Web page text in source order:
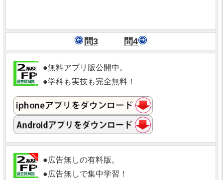
問3 問4
●無料アプリ版公開中。
●学科も実技も完全無料！
●広告無しの有料版。
●広告無しで集中学習！